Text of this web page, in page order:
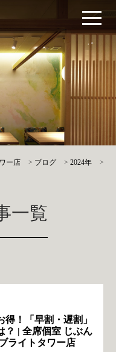
ー店 > ブログ >2024年
>
一覧
得！「早割・遅割」
？ | 全席個室 じぶん
ライトタワー店